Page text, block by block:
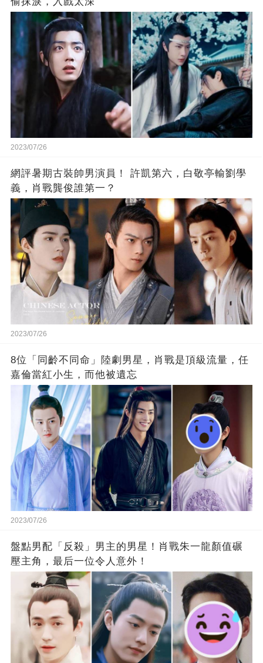
2023/07/26
網評暑期古裝帥男演員！ 許凱第六，白敬亭輸劉學
義，肖戰龔俊誰第一？
2023/07/26
8位「同齡不同命」陸劇男星，肖戰是頂級流量，任
嘉倫當紅小生，而他被遺忘
2023/07/26
盤點男配「反殺」男主的男星！肖戰朱一龍顏值碾
壓主角，最后一位令人意外！